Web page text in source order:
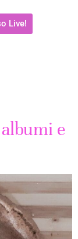
Live!
e